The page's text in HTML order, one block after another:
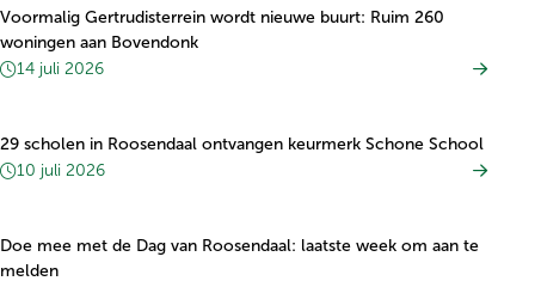
Voormalig Gertrudisterrein wordt nieuwe buurt: Ruim 260
woningen aan Bovendonk
14 juli 2026
29 scholen in Roosendaal ontvangen keurmerk Schone School
10 juli 2026
Doe mee met de Dag van Roosendaal: laatste week om aan te
melden